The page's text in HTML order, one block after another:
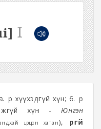
I
Үр хүүхэдгүй хүн; б. Үр
хүн - Юнгэн
цэцэн хатан ),
үргүй